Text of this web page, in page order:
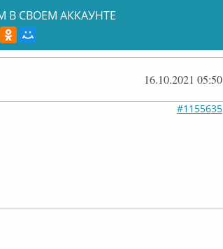
В СВОЕМ АККАУНТЕ
16.10.2021 05:50
#1155635